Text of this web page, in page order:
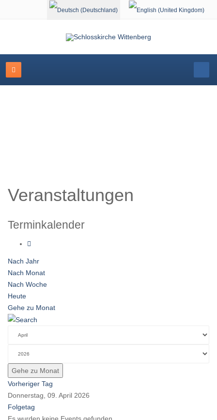
Sprache auswählen
Veranstaltungen
Terminkalender
Nach Jahr
Nach Monat
Nach Woche
Heute
Gehe zu Monat
Gehe zu Monat
Vorheriger Tag
Donnerstag, 09. April 2026
Folgetag